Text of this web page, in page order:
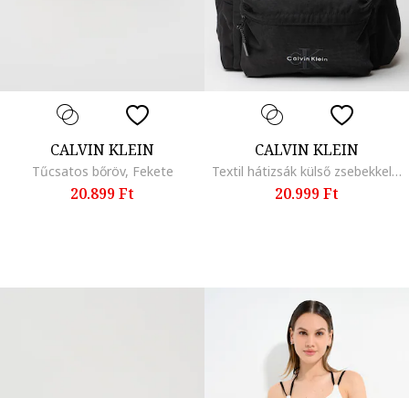
CALVIN KLEIN
Tűcsatos bőröv, Fekete
20.899 Ft
CALVIN KLEIN
Textil hátizsák külső zsebekkel, Fekete
20.999 Ft